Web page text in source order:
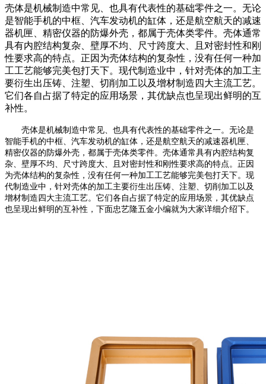
壳体是机械制造中常见、也具有代表性的基础零件之一。无论
是智能手机的中框、汽车发动机的缸体，还是航空航天的减速
器机匣、精密仪器的防爆外壳，都属于壳体类零件。壳体通常
具有内腔结构复杂、壁厚不均、尺寸跨度大、且对密封性和刚
性要求高的特点。正因为壳体结构的复杂性，没有任何一种加
工工艺能够完美包打天下。现代制造业中，针对壳体的加工主
要衍生出压铸、注塑、切削加工以及增材制造四大主流工艺。
它们各自占据了特定的应用场景，其优缺点也呈现出鲜明的互
补性。
壳体是机械制造中常见、也具有代表性的基础零件之一。无论是
智能手机的中框、汽车发动机的缸体，还是航空航天的减速器机匣、
精密仪器的防爆外壳，都属于壳体类零件。壳体通常具有内腔结构复
杂、壁厚不均、尺寸跨度大、且对密封性和刚性要求高的特点。正因
为壳体结构的复杂性，没有任何一种加工工艺能够完美包打天下。现
代制造业中，针对壳体的加工主要衍生出压铸、注塑、切削加工以及
增材制造四大主流工艺。它们各自占据了特定的应用场景，其优缺点
也呈现出鲜明的互补性，下面忠艺隆五金小编就为大家详细介绍下。